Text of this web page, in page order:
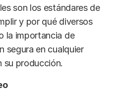
son los estándares de
y por qué diversos
la importancia de
segura en cualquier
su producción.